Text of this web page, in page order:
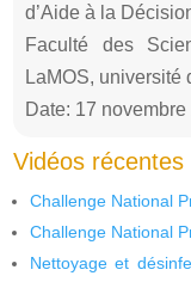
d’Aide à la
Faculté des
LaMOS, université
Date: 17 novembre
Vidéos récentes
Challenge National
Challenge National
Nettoyage et